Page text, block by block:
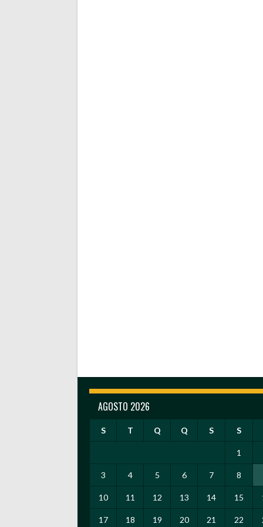
AGOSTO 2026
S T Q Q S S
1
3 4 5 6 7 8
10 11 12 13 14 15
17 18 19 20 21 22